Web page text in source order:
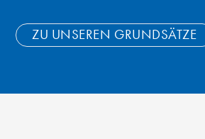
ZU UNSEREN GRUNDSÄTZE